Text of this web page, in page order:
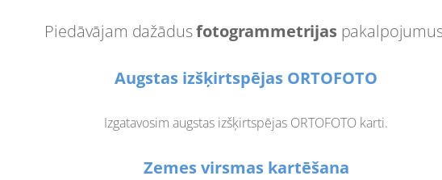
Piedāvājam dažādusfotogrammetrijas
Augstas izšķirtspējas ORTOFOTO
Izgatavosim augstas izšķirtspējas ORTOFOTO karti.
Zemes virsmas kartēšana